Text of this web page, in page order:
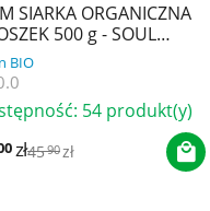
SIARKA ORGANICZNA
500 g - SOUL
BIO
54 produkt(y)
zł4590zł